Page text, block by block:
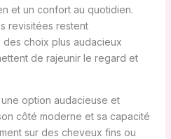
et un confort au quotidien.
revisitées restent
choix plus audacieux
de rajeunir le regard et
option audacieuse et
côté moderne et sa capacité
sur des cheveux fins ou